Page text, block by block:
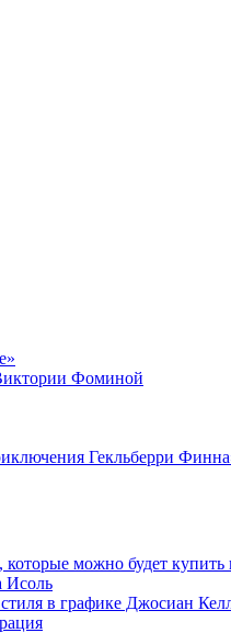
Фоминой
Гекльберри
можно будет
Исоль
в графике Джосиан